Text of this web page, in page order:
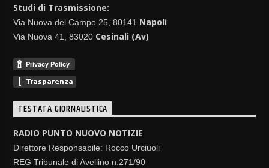
Studi di Trasmissione:
Via Nuova del Campo 25, 80141 Napoli
Via Nuova 41, 83020 Cesinali (Av)
TESTATA GIORNALISTICA
RADIO PUNTO NUOVO NOTIZIE
Direttore Responsabile: Rocco Urciuoli
REG Tribunale di Avellino n.271/90